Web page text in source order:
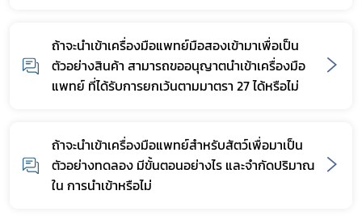
ถ้าจะนำเข้าเครื่องมือแพทย์มือสองเข้ามาเพื่อเป็น
ตัวอย่างสินค้า สามารถขออนุญาตนำเข้าเครื่องมือ
แพทย์ ที่ได้รับการยกเว้นตามมาตรา 27 ได้หรือไม่
ถ้าจะนำเข้าเครื่องมือแพทย์สำหรับสัตว์เพื่อมาเป็น
ตัวอย่างทดลอง มีขั้นตอนอย่างไร และจำกัดปริมาณ
ใน การนำเข้าหรือไม่